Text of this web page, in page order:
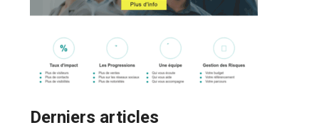
Derniers articles